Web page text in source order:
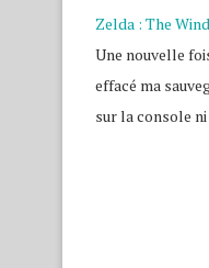
Zelda : The
Une nouvelle
effacé ma
sur la console